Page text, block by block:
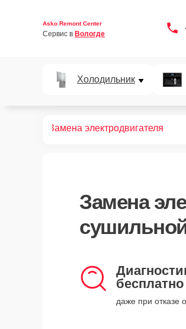
Asko Remont Center
Сервис в Вологде
Холодильник
Замена электродвигателя
Замена
бесплатно
даже при отказе